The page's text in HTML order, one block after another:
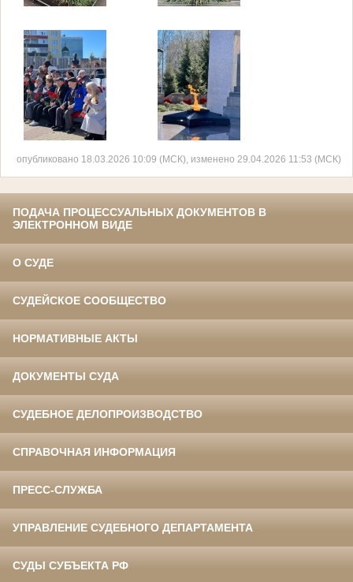
опубликовано 18.03.2026 10:09 (МСК), изменено 29.04.2026 11:53 (МСК)
ПОДАЧА ПРОЦЕССУАЛЬНЫХ ДОКУМЕНТОВ В
ЭЛЕКТРОННОМ ВИДЕ
О СУДЕ
СУДЕЙСКОЕ СООБЩЕСТВО
НОРМАТИВНЫЕ АКТЫ
ДОКУМЕНТЫ СУДА
СУДЕБНОЕ ДЕЛОПРОИЗВОДСТВО
СПРАВОЧНАЯ ИНФОРМАЦИЯ
ПРЕСС-СЛУЖБА
УПРАВЛЕНИЕ СУДЕБНОГО ДЕПАРТАМЕНТА
СУДЫ СУБЪЕКТА РФ